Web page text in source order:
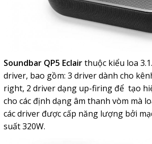
Soundbar QP5 Eclairthuộc kiểu loa
driver, bao gồm: 3 driver dành cho
right, 2 driver dạng up-firing để tạo
cho các định dạng âm thanh vòm mà
các driver được cấp năng lượng bởi
suất 320W.